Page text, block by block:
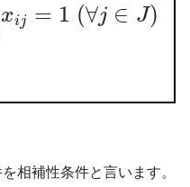
xij = 1 (∀j ∈ J)
相補性条件と言います。